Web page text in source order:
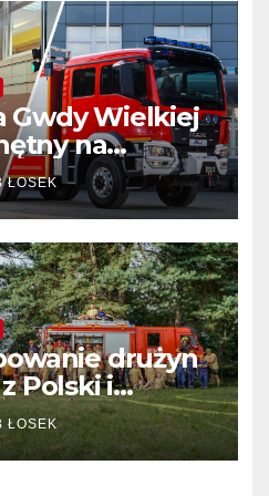
Gwdy Wielkiej
na
ŁOSEK
drużyn
Polski i
ŁOSEK